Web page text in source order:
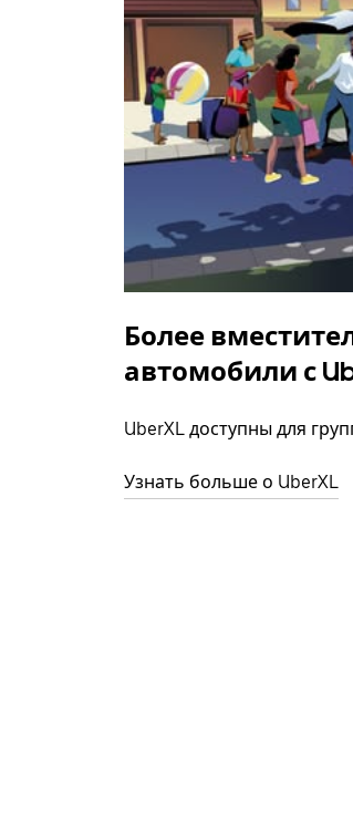
Более
автомобили с
UberXL доступны для
Узнать больше о UberXL